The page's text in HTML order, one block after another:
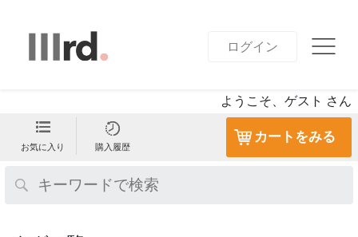
ログイン
ようこそ、ゲスト さん
お気に入り 購入履歴
カートをみる